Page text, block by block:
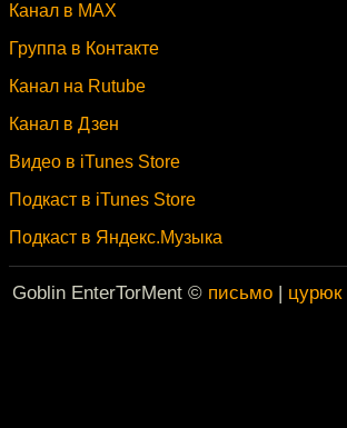
Канал в MAX
Группа в Контакте
Канал на Rutube
Канал в Дзен
Видео в iTunes Store
Подкаст в iTunes Store
Подкаст в Яндекс.Музыка
Goblin EnterTorMent © письмо | цурюк